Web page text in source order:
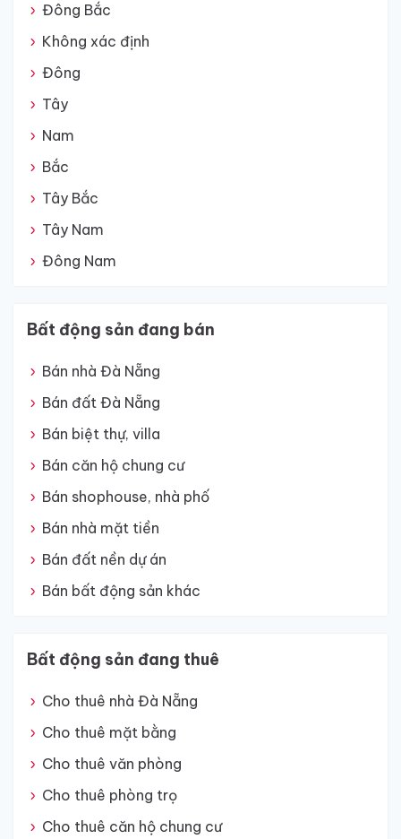
Đông Bắc
Không xác định
Đông
Tây
Nam
Bắc
Tây Bắc
Tây Nam
Đông Nam
Bất động sản đang bán
Bán nhà Đà Nẵng
Bán đất Đà Nẵng
Bán biệt thự, villa
Bán căn hộ chung cư
Bán shophouse, nhà phố
Bán nhà mặt tiền
Bán đất nền dự án
Bán bất động sản khác
Bất động sản đang thuê
Cho thuê nhà Đà Nẵng
Cho thuê mặt bằng
Cho thuê văn phòng
Cho thuê phòng trọ
Cho thuê căn hộ chung cư